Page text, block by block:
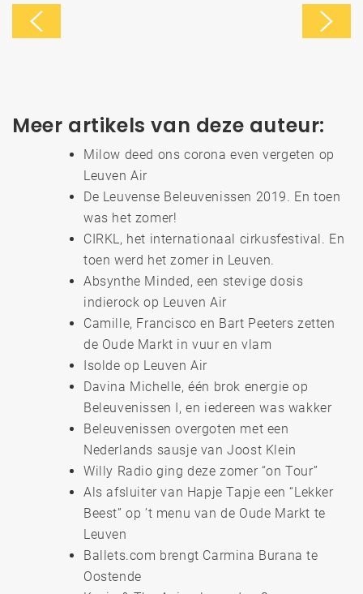
Meer artikels van deze auteur:
Milow deed ons corona even vergeten op
Leuven Air
De Leuvense Beleuvenissen 2019. En toen
was het zomer!
CIRKL, het internationaal cirkusfestival. En
toen werd het zomer in Leuven.
Absynthe Minded, een stevige dosis
indierock op Leuven Air
Camille, Francisco en Bart Peeters zetten
de Oude Markt in vuur en vlam
Isolde op Leuven Air
Davina Michelle, één brok energie op
Beleuvenissen I, en iedereen was wakker
Beleuvenissen overgoten met een
Nederlands sausje van Joost Klein
Willy Radio ging deze zomer “on Tour”
Als afsluiter van Hapje Tapje een “Lekker
Beest” op ’t menu van de Oude Markt te
Leuven
Ballets.com brengt Carmina Burana te
Oostende